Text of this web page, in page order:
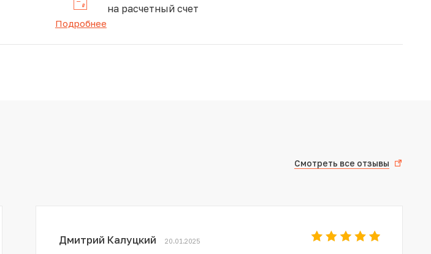
на расчетный счет
Подробнее
Смотреть все отзывы
Дмитрий Калуцкий 20.01.2025